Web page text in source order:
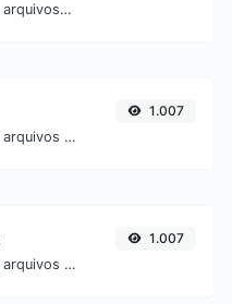
Converta facilmente arquivos de imagem BMP para WEBP.
Converta facilmente arquivos de imagem ICO para WEBP.
1.007
Converta facilmente arquivos de imagem WEBP para PNG.
1.007